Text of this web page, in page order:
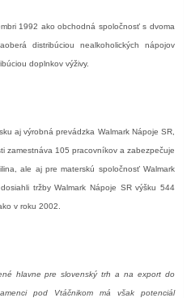
1992 ako obchodná spoločnosť s dvoma
distribúciou nealkoholických nápojov
doplnkov výživy.
aj výrobná prevádzka Walmark Nápoje SR,
zamestnáva 105 pracovníkov a zabezpečuje
ale aj pre materskú spoločnosť Walmark
tržby Walmark Nápoje SR výšku 544
v roku 2002.
hlavne pre slovenský trh a na export do
pod Vtáčnikom má však potenciál